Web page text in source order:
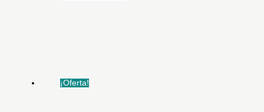
¡Oferta!